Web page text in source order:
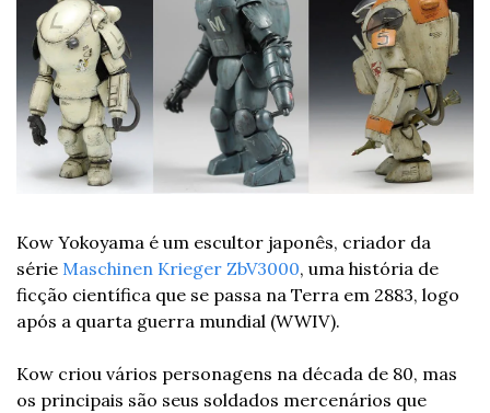
Kow Yokoyama é um escultor japonês, criador da
série Maschinen Krieger ZbV3000, uma história de
ficção científica que se passa na Terra em 2883, logo
após a quarta guerra mundial (WWIV).
Kow criou vários personagens na década de 80, mas
os principais são seus soldados mercenários que